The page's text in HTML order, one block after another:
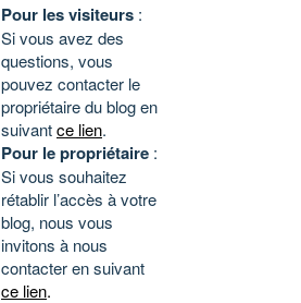
Pour les visiteurs :
Si vous avez des
questions, vous
pouvez contacter le
propriétaire du blog en
suivantce lien.
Pour le propriétaire :
Si vous souhaitez
rétablir l’accès à votre
blog, nous vous
invitons à nous
contacter en suivant
ce lien.